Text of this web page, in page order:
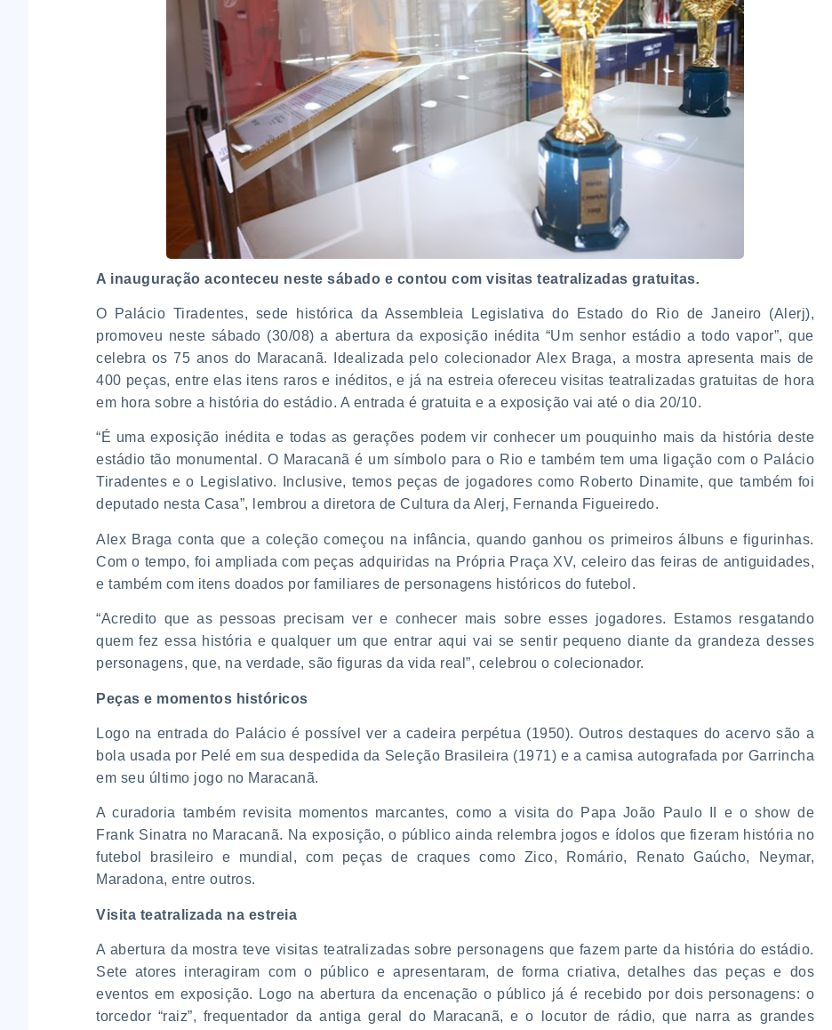
A inauguração aconteceu neste sábado e contou com visitas teatralizadas gratuitas.
O Palácio Tiradentes, sede histórica da Assembleia Legislativa do Estado do Rio de Janeiro (Alerj),
promoveu neste sábado (30/08) a abertura da exposição inédita “Um senhor estádio a todo vapor”, que
celebra os 75 anos do Maracanã. Idealizada pelo colecionador Alex Braga, a mostra apresenta mais de
400 peças, entre elas itens raros e inéditos, e já na estreia ofereceu visitas teatralizadas gratuitas de hora
em hora sobre a história do estádio. A entrada é gratuita e a exposição vai até o dia 20/10.
“É uma exposição inédita e todas as gerações podem vir conhecer um pouquinho mais da história deste
estádio tão monumental. O Maracanã é um símbolo para o Rio e também tem uma ligação com o Palácio
Tiradentes e o Legislativo. Inclusive, temos peças de jogadores como Roberto Dinamite, que também foi
deputado nesta Casa”, lembrou a diretora de Cultura da Alerj, Fernanda Figueiredo.
Alex Braga conta que a coleção começou na infância, quando ganhou os primeiros álbuns e figurinhas.
Com o tempo, foi ampliada com peças adquiridas na Própria Praça XV, celeiro das feiras de antiguidades,
e também com itens doados por familiares de personagens históricos do futebol.
“Acredito que as pessoas precisam ver e conhecer mais sobre esses jogadores. Estamos resgatando
quem fez essa história e qualquer um que entrar aqui vai se sentir pequeno diante da grandeza desses
personagens, que, na verdade, são figuras da vida real”, celebrou o colecionador.
Peças e momentos históricos
Logo na entrada do Palácio é possível ver a cadeira perpétua (1950). Outros destaques do acervo são a
bola usada por Pelé em sua despedida da Seleção Brasileira (1971) e a camisa autografada por Garrincha
em seu último jogo no Maracanã.
A curadoria também revisita momentos marcantes, como a visita do Papa João Paulo II e o show de
Frank Sinatra no Maracanã. Na exposição, o público ainda relembra jogos e ídolos que fizeram história no
futebol brasileiro e mundial, com peças de craques como Zico, Romário, Renato Gaúcho, Neymar,
Maradona, entre outros.
Visita teatralizada na estreia
A abertura da mostra teve visitas teatralizadas sobre personagens que fazem parte da história do estádio.
Sete atores interagiram com o público e apresentaram, de forma criativa, detalhes das peças e dos
eventos em exposição. Logo na abertura da encenação o público já é recebido por dois personagens: o
torcedor “raiz”, frequentador da antiga geral do Maracanã, e o locutor de rádio, que narra as grandes